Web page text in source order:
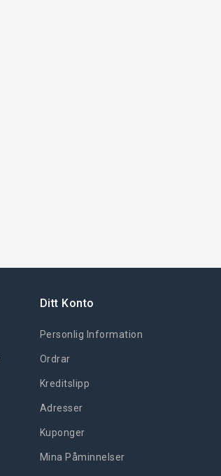
Ditt Konto
Personlig Information
Ordrar
Kreditslipp
Adresser
Kuponger
Mina Påminnelser